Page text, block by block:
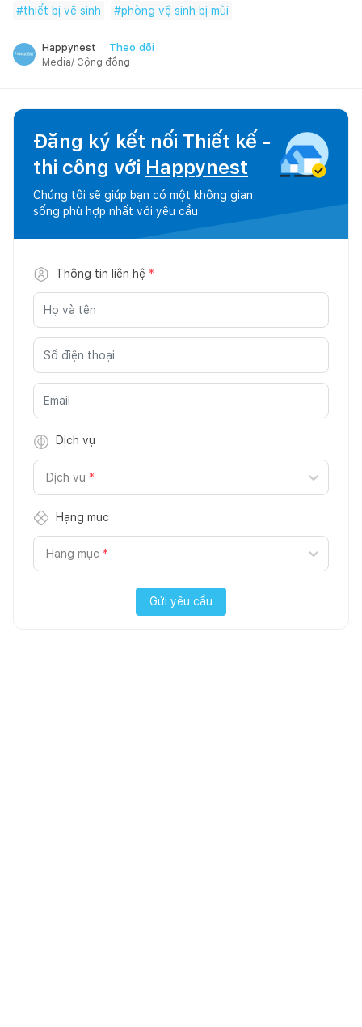
#thiết bị vệ sinh #phòng vệ sinh bị mùi
Happynest Theo dõi
Media/ Cộng đồng
Đăng ký kết nối Thiết kế -
thi công với Happynest
Chúng tôi sẽ giúp bạn có một không gian
sống phù hợp nhất với yêu cầu
Thông tin liên hệ *
Dịch vụ
Dịch vụ *
Hạng mục
Hạng mục *
Gửi yêu cầu